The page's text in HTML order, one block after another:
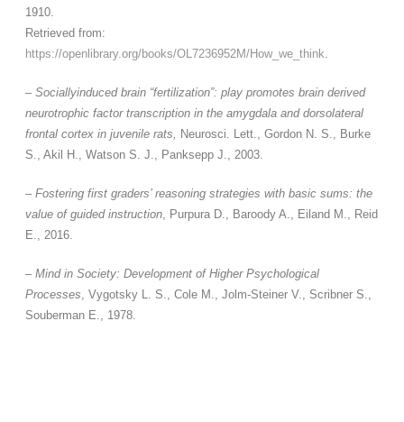
1910.
Retrieved from:
https://openlibrary.org/books/OL7236952M/How_we_think.
– Sociallyinduced brain “fertilization”: play promotes brain derived
neurotrophic factor transcription in the amygdala and dorsolateral
frontal cortex in juvenile rats, Neurosci. Lett., Gordon N. S., Burke
S., Akil H., Watson S. J., Panksepp J., 2003.
– Fostering first graders’ reasoning strategies with basic sums: the
value of guided instruction, Purpura D., Baroody A., Eiland M., Reid
E., 2016.
– Mind in Society: Development of Higher Psychological
Processes, Vygotsky L. S., Cole M., Jolm-Steiner V., Scribner S.,
Souberman E., 1978.